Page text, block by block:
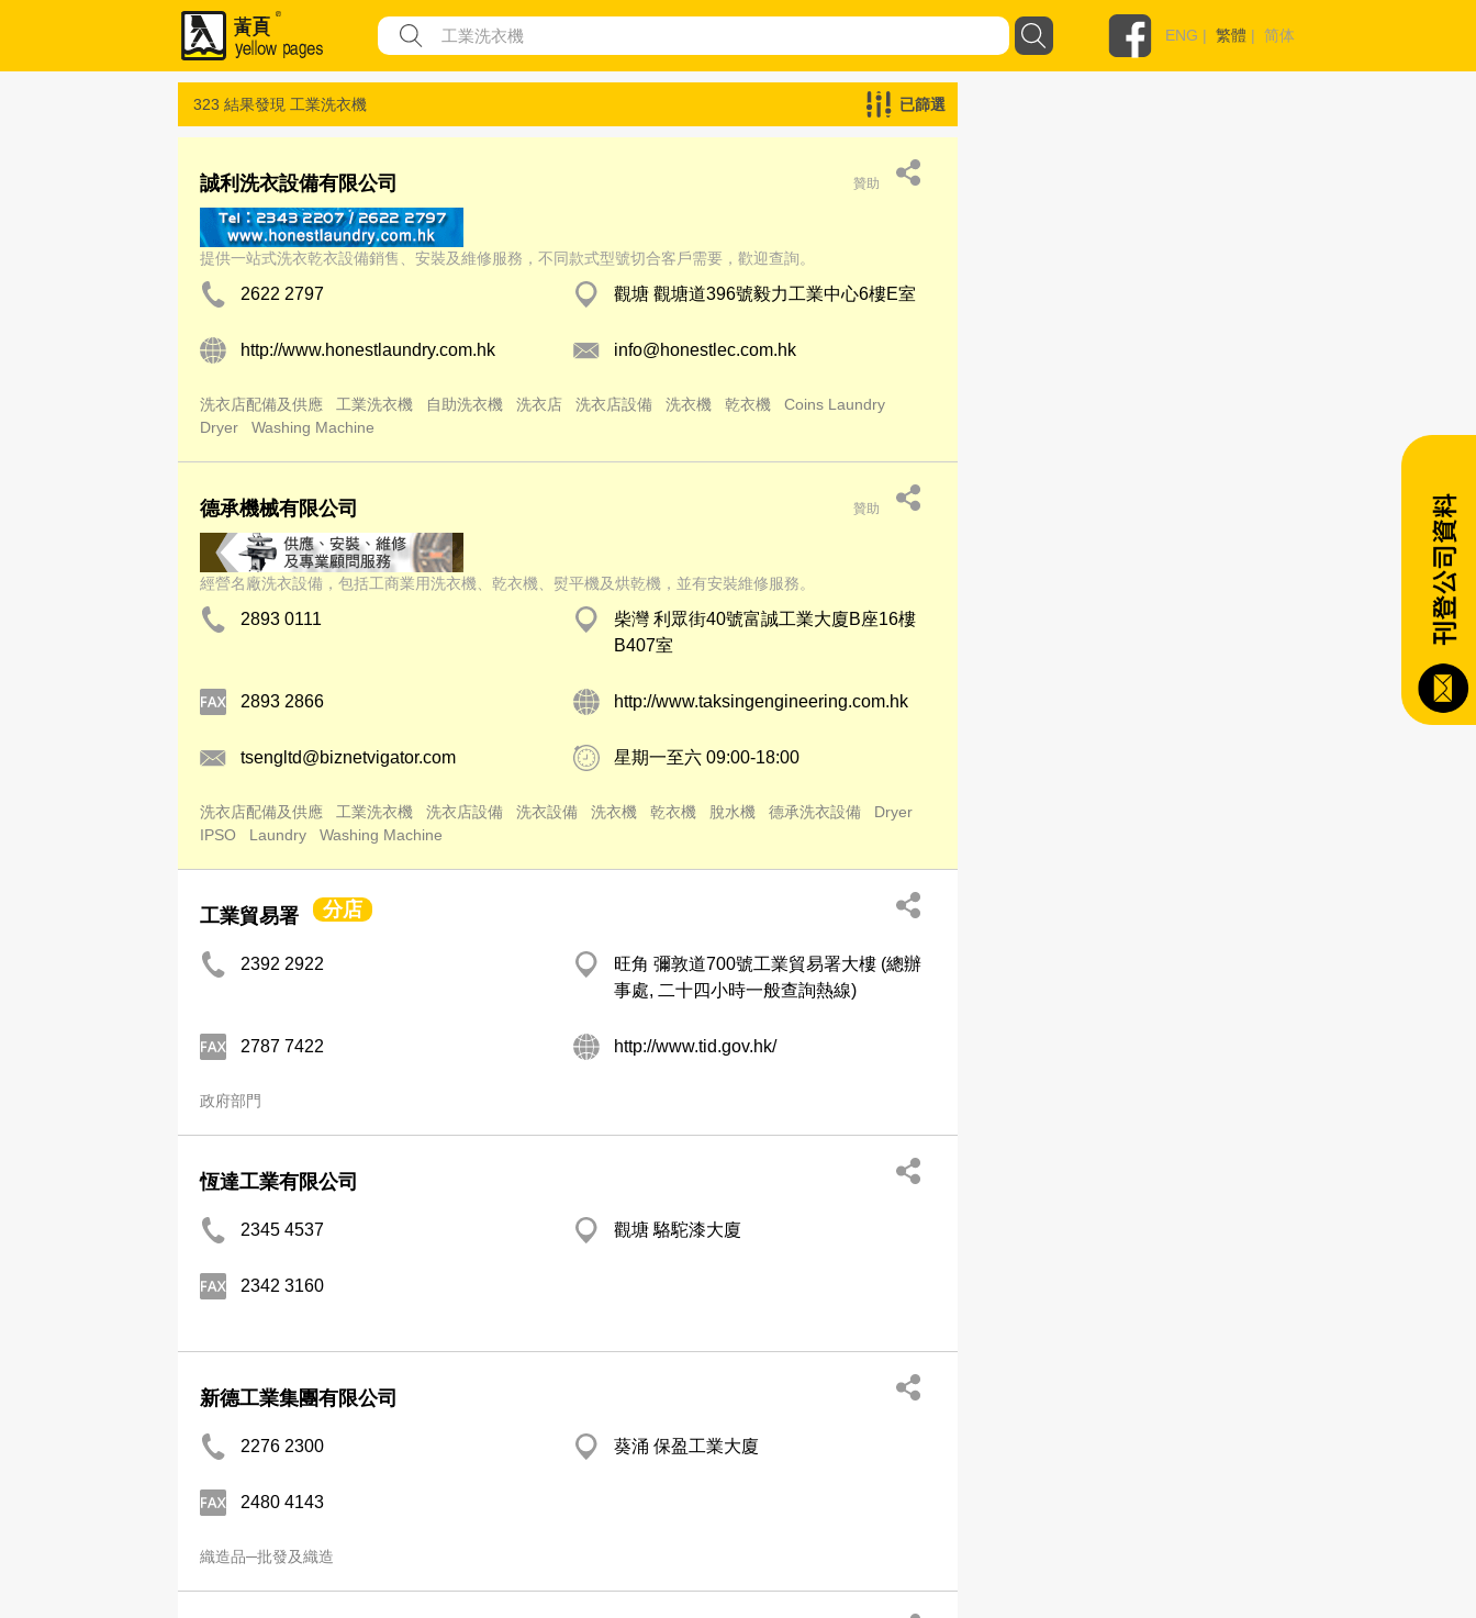
ENG | 繁體 | 简体
323 結果發現 工業洗衣機 已篩選
誠利洗衣設備有限公司 贊助
提供一站式洗衣乾衣設備銷售、安裝及維修服務，不同款式型號切合客戶需要，歡迎查詢。
2622 2797 觀塘 觀塘道396號毅力工業中心6樓E室
http://www.honestlaundry.com.hk info@honestlec.com.hk
洗衣店配備及供應 工業洗衣機 自助洗衣機 洗衣店 洗衣店設備 洗衣機 乾衣機
Coins Laundry
Dryer
Washing Machine
德承機械有限公司 贊助
經營名廠洗衣設備，包括工商業用洗衣機、乾衣機、熨平機及烘乾機，並有安裝維修服務。
2893 0111
柴灣 利眾街40號富誠工業大廈B座16樓
B407室
2893 2866 http://www.taksingengineering.com.hk
tsengltd@biznetvigator.com 星期一至六 09:00-18:00
洗衣店配備及供應 工業洗衣機 洗衣店設備 洗衣設備 洗衣機 乾衣機 脫水機 德承洗衣設備
Dryer
IPSO
Laundry Washing Machine
工業貿易署 分店
2392 2922
旺角 彌敦道700號工業貿易署大樓 (總辦
事處, 二十四小時一般查詢熱線)
2787 7422 http://www.tid.gov.hk/
政府部門
恆達工業有限公司
2345 4537 觀塘 駱駝漆大廈
2342 3160
新德工業集團有限公司
2276 2300 葵涌 保盈工業大廈
2480 4143
織造品─批發及織造